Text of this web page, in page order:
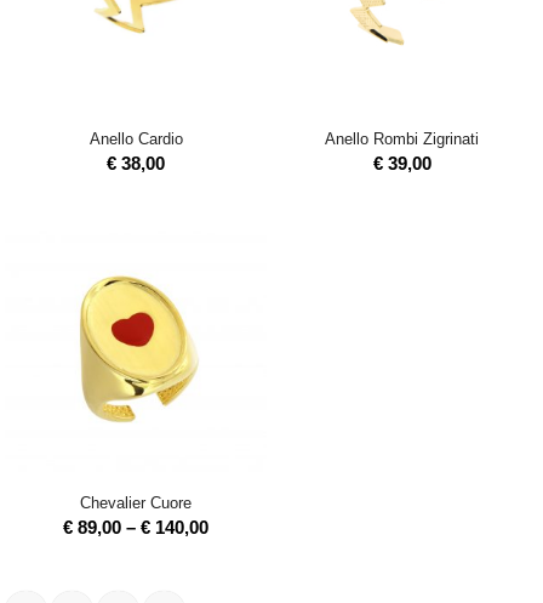
Anello Cardio
€ 38,00
Anello Rombi Zigrinati
€39,00
Chevalier Cuore
€ 89,00 –€ 140,00